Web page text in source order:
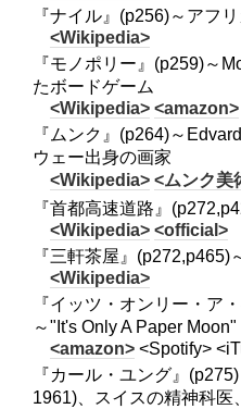
『ナイル』(p256)～アフ
<Wikipedia>
『モノポリー』(p259)～
たボードゲーム
<Wikipedia> <amazon>
『ムンク』(p264)～
ウェー出身の画家
<Wikipedia> <ムンク美
『首都高速道路』
<Wikipedia> <official>
『三軒茶屋』
<Wikipedia>
『イッツ・オンリー・ア
～"It's Only A Paper Moon"
<amazon> <Spotify>
『カール・ユング』
1961)、スイスの精神科医